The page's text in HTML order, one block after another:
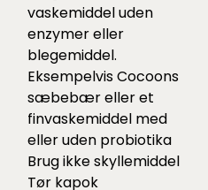
vaskemiddel uden
enzymer eller
blegemiddel.
Eksempelvis Cocoons
sæbebæreller et
finvaskemiddel med
eller uden probiotika
Brug ikke skyllemiddel
Tør kapok